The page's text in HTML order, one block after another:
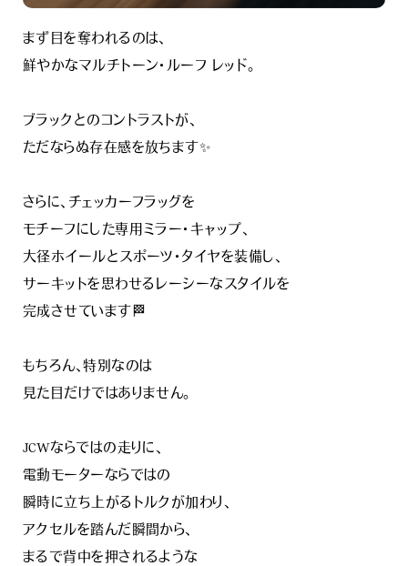
まず目を奪われるのは、
鮮やかなマルチトーン・ルーフ レッド。
ブラックとのコントラストが、
ただならぬ存在感を放ちます✨
さらに、チェッカーフラッグを
モチーフにした専用ミラー・キャップ、
大径ホイールとスポーツ・タイヤを装備し、
サーキットを思わせるレーシーなスタイルを
完成させています🏁
もちろん、特別なのは
見た目だけではありません。
JCWならではの走りに、
電動モーターならではの
瞬時に立ち上がるトルクが加わり、
アクセルを踏んだ瞬間から、
まるで背中を押されるような